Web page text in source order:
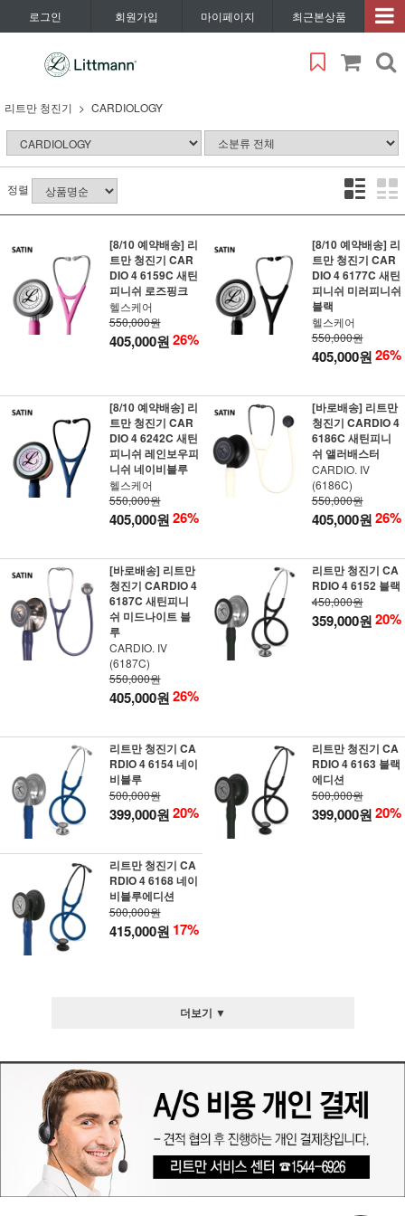
로그인 회원가입 마이페이지 최근본상품
리트만 청진기 CARDIOLOGY
정렬
[8/10 예약배송] 리
트만 청진기 CAR
DIO 4 6159C 새틴
피니쉬 로즈핑크
헬스케어
550,000원
405,000원26%
[8/10 예약배송] 리
트만 청진기 CAR
DIO 4 6177C 새틴
피니쉬 미러피니쉬
블랙
헬스케어
550,000원
405,000원26%
[8/10 예약배송] 리
트만 청진기 CAR
DIO 4 6242C 새틴
피니쉬 레인보우피
니쉬 네이비블루
헬스케어
550,000원
405,000원26%
[바로배송] 리트만
청진기 CARDIO 4
6186C 새틴피니
쉬 앨러배스터
CARDIO. IV
(6186C)
550,000원
405,000원26%
[바로배송] 리트만
청진기 CARDIO 4
6187C 새틴피니
쉬 미드나이트 블
루
CARDIO. IV
(6187C)
550,000원
405,000원26%
리트만 청진기 CA
RDIO 4 6152 블랙
450,000원
359,000원20%
리트만 청진기 CA
RDIO 4 6154 네이
비블루
500,000원
399,000원20%
리트만 청진기 CA
RDIO 4 6163 블랙
에디션
500,000원
399,000원20%
리트만 청진기 CA
RDIO 4 6168 네이
비블루에디션
500,000원
415,000원 17%
더보기 ▼